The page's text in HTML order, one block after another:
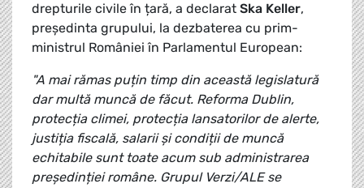
drepturile civile în țară, a declarat Ska Keller,
președinta grupului, la dezbaterea cu prim-
ministrul României în Parlamentul European:
"A mai rămas puțin timp din această legislatură
dar multă muncă de făcut. Reforma Dublin,
protecția climei, protecția lansatorilor de alerte,
justiția fiscală, salarii și condiții de muncă
echitabile sunt toate acum sub administrarea
președinției române. Grupul Verzi/ALE se